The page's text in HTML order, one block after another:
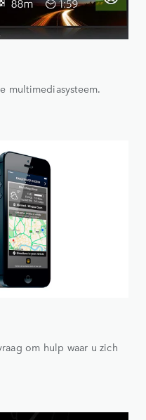
multimediasysteem.
om hulp waar u zich